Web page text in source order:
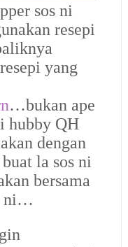
sos ni
resepi
yang
…bukan ape
hubby QH
dengan
la sos ni
bersama
ni…